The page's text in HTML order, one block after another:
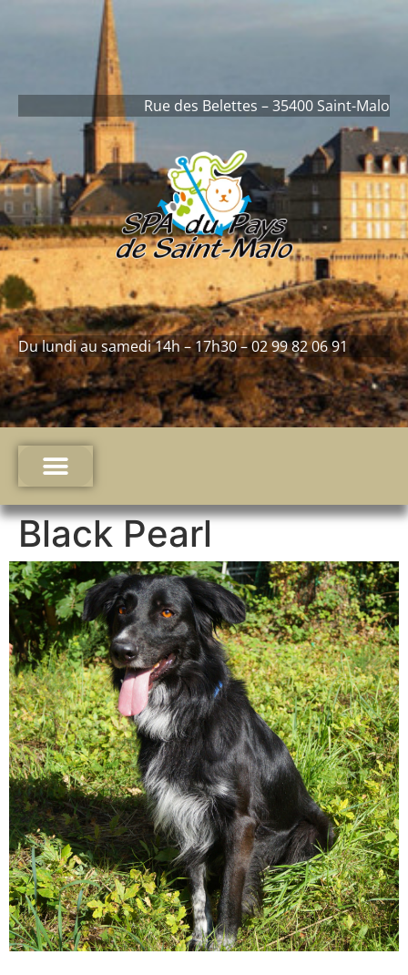
Rue des Belettes – 35400 Saint-Malo
Du lundi au samedi 14h – 17h30 – 02 99 82 06 91
Black Pearl